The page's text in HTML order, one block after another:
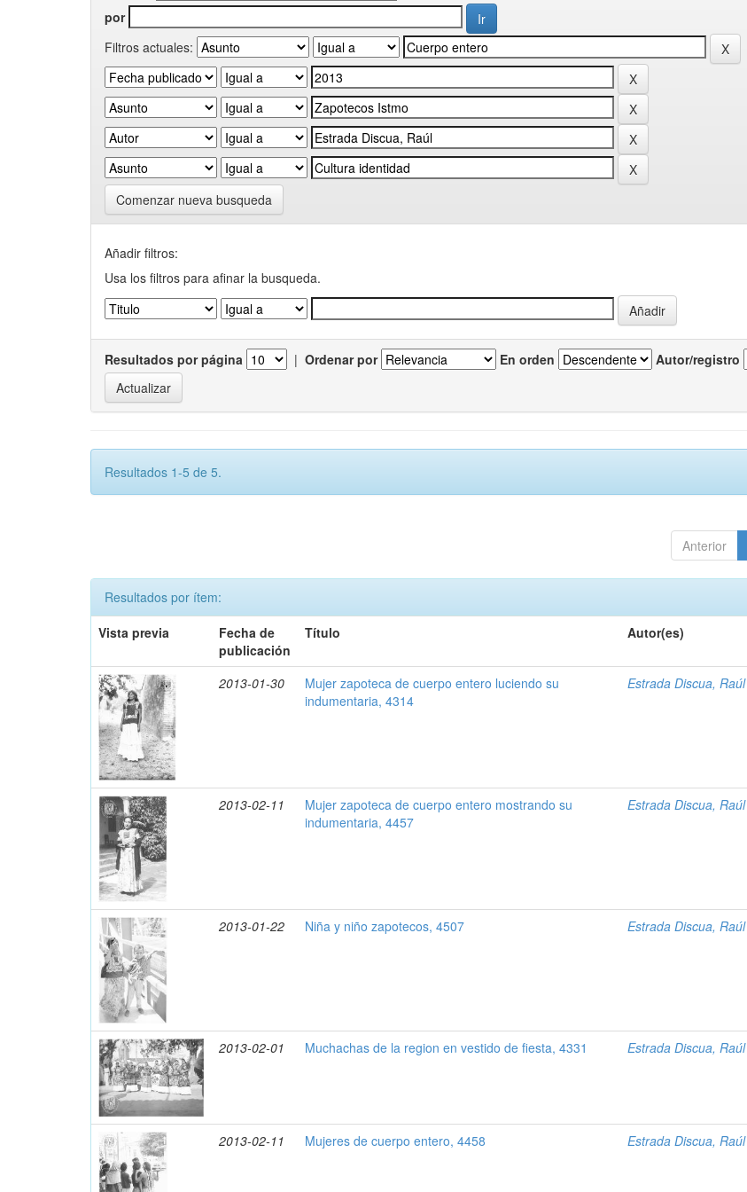
por
Filtros actuales:
Comenzar nueva busqueda
Añadir filtros:
Usa los filtros para afinar la busqueda.
Resultados por página | Ordenar por En orden Autor/registro
Resultados 1-5 de 5.
Anterior
Resultados por ítem:
Vista previa
Fecha de
publicación
Título Autor(es)
2013-01-30
Mujer zapoteca de cuerpo entero luciendo su
indumentaria, 4314
Estrada Discua, Raúl
2013-02-11
Mujer zapoteca de cuerpo entero mostrando su
indumentaria, 4457
Estrada Discua, Raúl
2013-01-22 Niña y niño zapotecos, 4507 Estrada Discua, Raúl
2013-02-01 Muchachas de la region en vestido de fiesta, 4331 Estrada Discua, Raúl
2013-02-11 Mujeres de cuerpo entero, 4458 Estrada Discua, Raúl